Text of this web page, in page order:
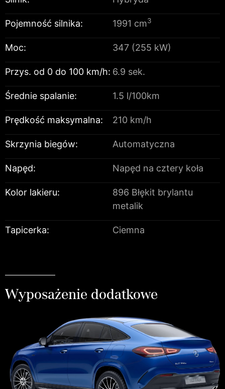
Pojemność silnika: 1991 cm3
Moc: 347 (255 kW)
Przys. od 0 do 100 km/h: 6.9 sek.
Średnie spalanie: 1.5 l/100km
Prędkość maksymalna: 210 km/h
Skrzynia biegów: Automatyczna
Napęd: Napęd na cztery koła
Kolor lakieru:
896 Błękit brylantu
metalik
Tapicerka: Ciemna
Wyposażenie dodatkowe